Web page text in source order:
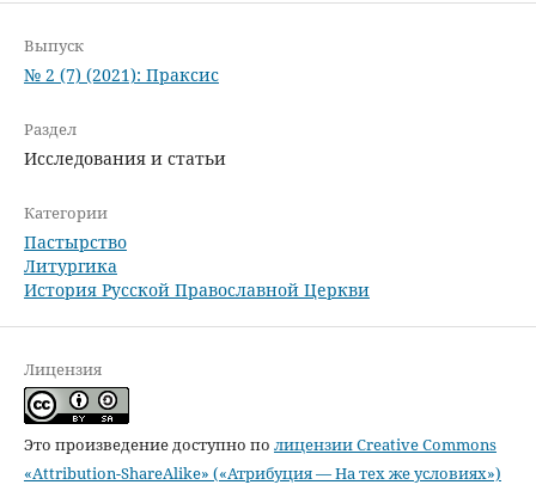
Выпуск
№ 2 (7) (2021): Праксис
Раздел
Исследования и статьи
Категории
Пастырство
Литургика
История Русской Православной Церкви
Лицензия
Это произведение доступно по лицензии Creative Commons
«Attribution-ShareAlike» («Атрибуция — На тех же условиях»)